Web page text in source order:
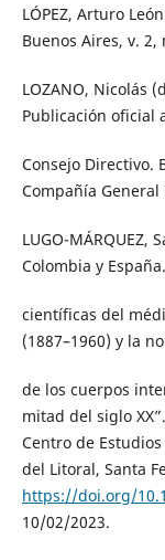
LÓPEZ, Arturo
Buenos Aires, v. 2,
LOZANO, Nicolás
Publicación oficial
Consejo Directivo.
Compañía
LUGO-MÁRQUEZ,
Colombia y
científicas del
(1887–1960) y la
de los cuerpos
mitad del siglo
Centro de
del Litoral, Santa
https://doi.org/
10/02/2023.